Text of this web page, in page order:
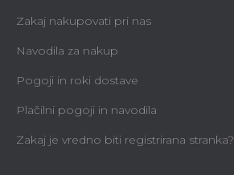
Zakaj nakupovati pri nas
Navodila za nakup
Pogoji in roki dostave
Plačilni pogoji in navodila
Zakaj je vredno biti registrirana stranka?